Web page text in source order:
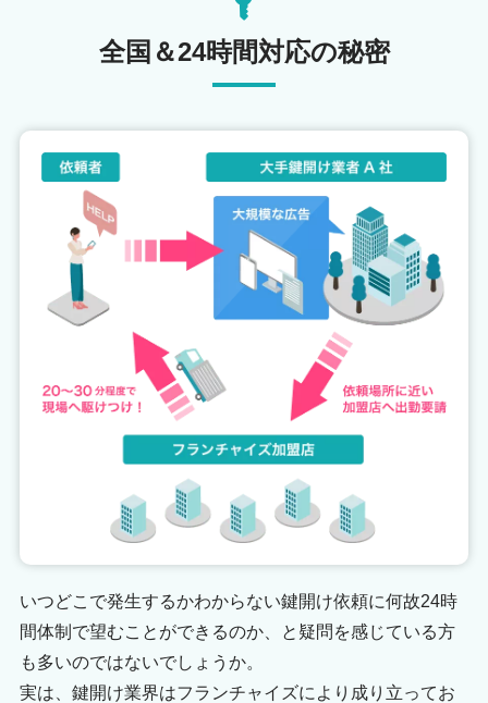
全国＆24時間対応の秘密
いつどこで発生するかわからない鍵開け依頼に何故24時
間体制で望むことができるのか、と疑問を感じている方
も多いのではないでしょうか。
実は、鍵開け業界はフランチャイズにより成り立ってお